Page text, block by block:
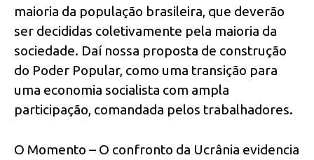
maioria da população brasileira, que deverão
ser decididas coletivamente pela maioria da
sociedade. Daí nossa proposta de construção
do Poder Popular, como uma transição para
uma economia socialista com ampla
participação, comandada pelos trabalhadores.
O Momento – O confronto da Ucrânia evidencia